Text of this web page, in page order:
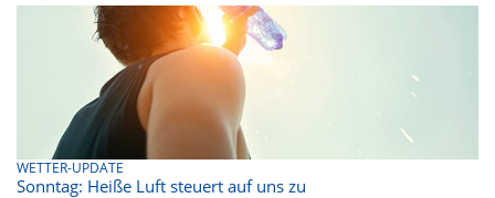
WETTER-UPDATE
Sonntag: Heiße Luft steuert auf uns zu